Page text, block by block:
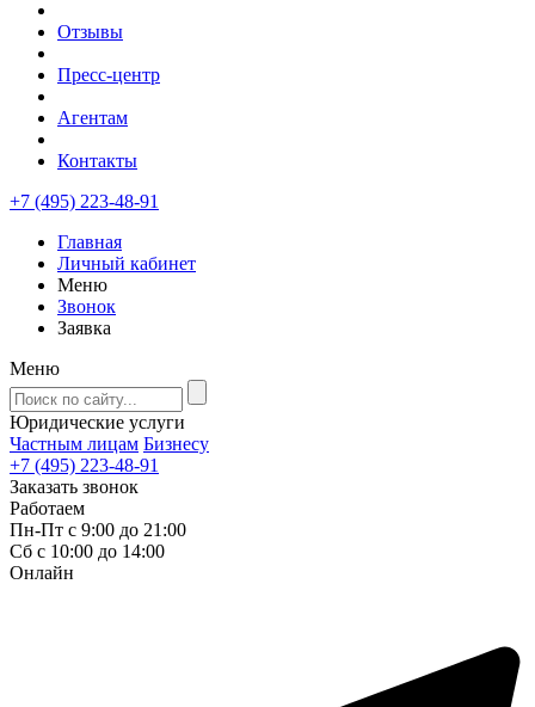
Отзывы
Пресс-центр
Агентам
Контакты
+7 (495) 223-48-91
Главная
Личный кабинет
Меню
Звонок
Заявка
Меню
Юридические услуги
Частным лицам Бизнесу
+7 (495) 223-48-91
Заказать звонок
Работаем
Пн-Пт с 9:00 до 21:00
Сб с 10:00 до 14:00
Онлайн